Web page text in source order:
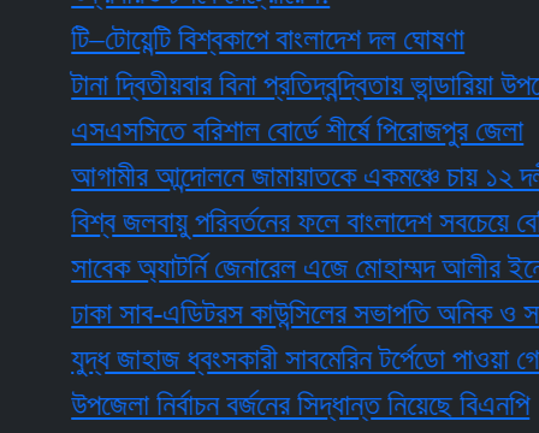
টি–টোয়েন্টি বিশ্বকাপে বাংলাদেশ দল ঘোষণা
টানা দ্বিতীয়বার বিনা প্রতিদ্বন্দ্বিতায় ভান্ডারিয়া
এসএসসিতে বরিশাল বোর্ডে শীর্ষে পিরোজপুর জেলা
আগামীর আন্দোলনে জামায়াতকে একমঞ্চে চায় ১২ দলীয়
বিশ্ব জলবায়ু পরিবর্তনের ফলে বাংলাদেশ সবচেয়ে বেশি
সাবেক অ্যাটর্নি জেনারেল এজে মোহাম্মদ আলীর
ঢাকা সাব-এডিটরস কাউন্সিলের সভাপতি অনিক ও
যুদ্ধ জাহাজ ধ্বংসকারী সাবমেরিন টর্পেডো পাওয়া গেলো
উপজেলা নির্বাচন বর্জনের সিদ্ধান্ত নিয়েছে বিএনপি